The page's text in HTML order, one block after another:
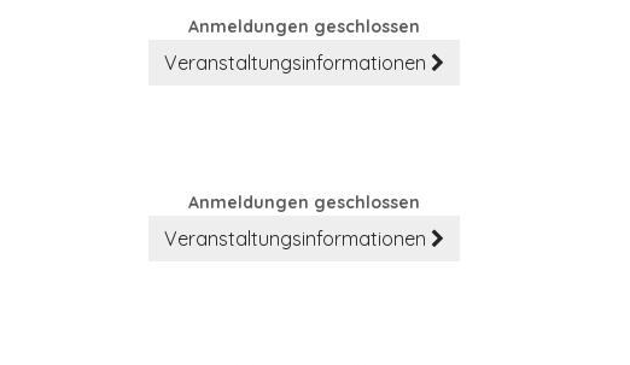
Anmeldungen geschlossen
Veranstaltungsinformationen
Anmeldungen geschlossen
Veranstaltungsinformationen